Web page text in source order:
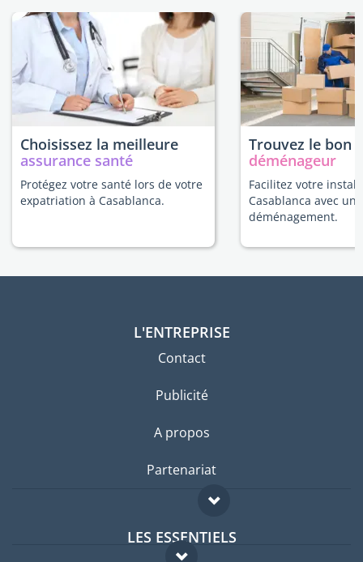
Choisissez la meilleure
assurance santé
Protégez votre santé lors de votre
expatriation à Casablanca.
Trouvez le bon
déménageur
Facilitez votre
Casablanca avec un
déménagement.
L'ENTREPRISE
Contact
Publicité
A propos
Partenariat
LES ESSENTIELS